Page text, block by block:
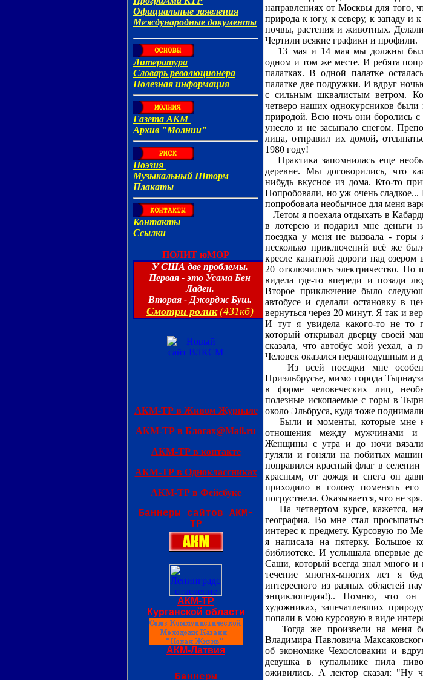
направлениях от Москвы для того,
природа к югу, к северу, к западу и
почвы, растения и животных.
Чертили всякие графики и профили.
13 мая и 14 мая мы должны были
одном и том же месте. И ребята
палатках. В одной палатке
палатке две подружки. И вдруг
с сильным шквалистым ветром.
четверо наших однокурсников
природой. Всю ночь они боролись с
унесло и не засыпало снегом.
лица, отправил их домой,
1980 году!
Практика запомнилась еще
деревне. Мы договорились, что
нибудь вкусное из дома. Кто-то
Попробовали, но уж очень
попробовала необычное для меня
Летом я поехала отдыхать в
в лотерею и подарил мне деньги
поездка у меня не вызвала -
несколько приключений всё же
кресле канатной дороги над
20 отключилось электричество.
видела где-то впереди и позади
Второе приключение было
автобусе и сделали остановку в
вернуться через 20 минут. Я так и
И тут я увидела какого-то не то
который открывал дверцу своей
сказала, что автобус мой уехал, а
Человек оказался неравнодушным и
Из всей поездки мне
Приэльбрусье, мимо города
в форме человеческих лиц,
полезные ископаемые с горы в
около Эльбруса, куда тоже
Были и моменты, которые мне
отношения между мужчинами
Женщины с утра и до ночи
гуляли и гоняли на побитых
понравился красный флаг в
красным, от дождя и снега он
приходило в голову поменять
погрустнела. Оказывается, что не зря.
На четвертом курсе, кажется,
география. Во мне стал
интерес к предмету. Курсовую по
я написала на пятерку. Большое
библиотеке. И услышала впервые
Саши, который всегда знал много и
течение многих-многих лет я
интересного из разных областей
энциклопедия!).. Помню, что он
художниках, запечатлевших
попали в мою курсовую в виде
Тогда же произвели на меня
Владимира Павловича
об экономике Чехословакии и
девушка в купальнике пила
оживились. А лектор сказал: "Ну